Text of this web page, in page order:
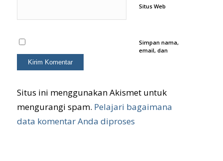
Situs Web
Simpan nama,
email, dan
komentar saya
berikutnya.
Situs ini menggunakan Akismet untuk
mengurangi spam. Pelajari bagaimana
data komentar Anda diproses